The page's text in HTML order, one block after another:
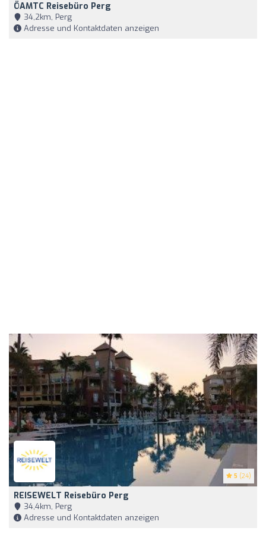
ÖAMTC Reisebüro Perg
34,2km, Perg
Adresse und Kontaktdaten anzeigen
5 (24)
REISEWELT Reisebüro Perg
34,4km, Perg
Adresse und Kontaktdaten anzeigen